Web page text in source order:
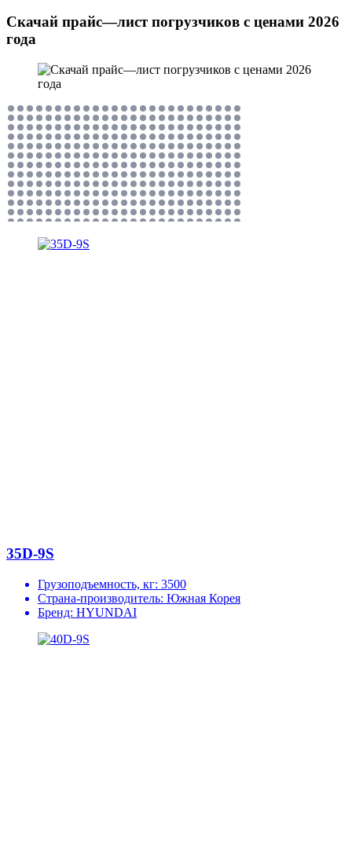
Скачай прайс—лист погрузчиков с ценами 2026
года
35D-9S
Грузоподъемность, кг: 3500
Страна-производитель: Южная Корея
Бренд: HYUNDAI